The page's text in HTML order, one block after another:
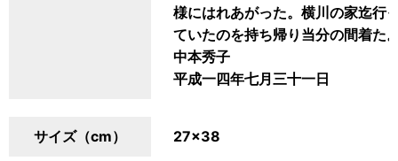
様にはれあがった。横川の家迄行
ていたのを持ち帰り当分の間着た
中本秀子
平成一四年七月三十一日
サイズ（cm） 27×38